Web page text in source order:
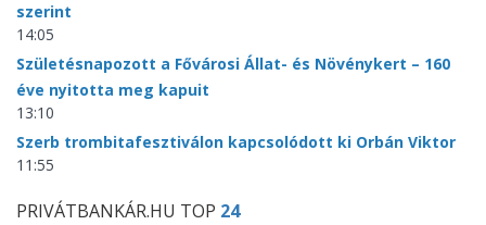
szerint
14:05
Születésnapozott a Fővárosi Állat- és Növénykert – 160
éve nyitotta meg kapuit
13:10
Szerb trombitafesztiválon kapcsolódott ki Orbán Viktor
11:55
PRIVÁTBANKÁR.HU TOP 24